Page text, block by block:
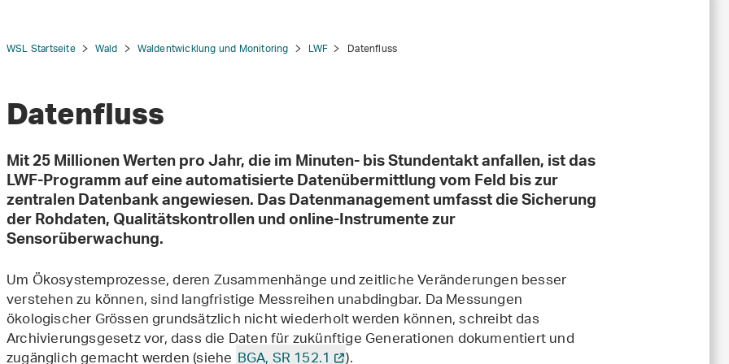
WSL Startseite Wald Waldentwicklung und Monitoring LWF Datenfluss
Datenfluss
Mit 25 Millionen Werten pro Jahr, die im Minuten- bis Stundentakt anfallen, ist das
LWF-Programm auf eine automatisierte Datenübermittlung vom Feld bis zur
zentralen Datenbank angewiesen. Das Datenmanagement umfasst die Sicherung
der Rohdaten, Qualitätskontrollen und online-Instrumente zur
Sensorüberwachung.
Um Ökosystemprozesse, deren Zusammenhänge und zeitliche Veränderungen besser
verstehen zu können, sind langfristige Messreihen unabdingbar. Da Messungen
ökologischer Grössen grundsätzlich nicht wiederholt werden können, schreibt das
Archivierungsgesetz vor, dass die Daten für zukünftige Generationen dokumentiert und